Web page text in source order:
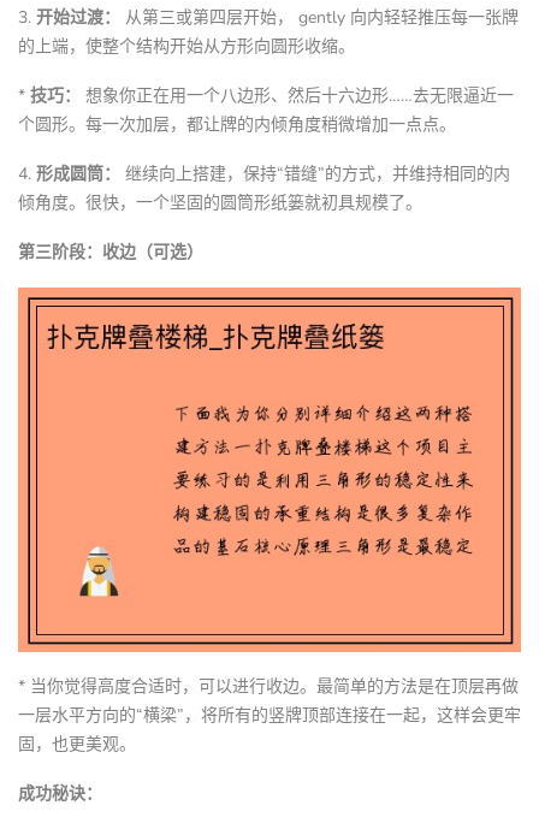
3. 开始过渡：
从第三或第四层开始， gently 向内轻轻推压每一张牌
的上端，使整个结构开始从方形向圆形收缩。
* 技巧：
想象你正在用一个八边形、然后十六边形……去无限逼近一
个圆形。每一次加层，都让牌的内倾角度稍微增加一点点。
4. 形成圆筒：
继续向上搭建，保持“错缝”的方式，并维持相同的内
倾角度。很快，一个坚固的圆筒形纸篓就初具规模了。
第三阶段：收边（可选）
* 当你觉得高度合适时，可以进行收边。最简单的方法是在顶层再做
一层水平方向的“横梁”，将所有的竖牌顶部连接在一起，这样会更牢
固，也更美观。
成功秘诀：